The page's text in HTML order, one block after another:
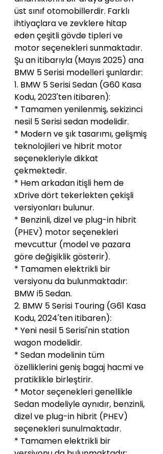
üst sınıf otomobillerdir. Farklı
ihtiyaçlara ve zevklere hitap
eden çeşitli gövde tipleri ve
motor seçenekleri sunmaktadır.
Şu an itibarıyla (Mayıs 2025) ana
BMW 5 Serisi modelleri şunlardır:
1. BMW 5 Serisi Sedan (G60 Kasa
Kodu, 2023'ten itibaren):
* Tamamen yenilenmiş, sekizinci
nesil 5 Serisi sedan modelidir.
* Modern ve şık tasarımı, gelişmiş
teknolojileri ve hibrit motor
seçenekleriyle dikkat
çekmektedir.
* Hem arkadan itişli hem de
xDrive dört tekerlekten çekişli
versiyonları bulunur.
* Benzinli, dizel ve plug-in hibrit
(PHEV) motor seçenekleri
mevcuttur (model ve pazara
göre değişiklik gösterir).
* Tamamen elektrikli bir
versiyonu da bulunmaktadır:
BMW i5 Sedan.
2. BMW 5 Serisi Touring (G61 Kasa
Kodu, 2024'ten itibaren):
* Yeni nesil 5 Serisi'nin station
wagon modelidir.
* Sedan modelinin tüm
özelliklerini geniş bagaj hacmi ve
pratiklikle birleştirir.
* Motor seçenekleri genellikle
Sedan modeliyle aynıdır, benzinli,
dizel ve plug-in hibrit (PHEV)
seçenekleri sunulmaktadır.
* Tamamen elektrikli bir